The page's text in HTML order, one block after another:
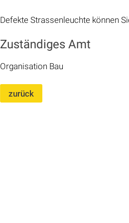
Defekte Strassenleuchte können
Zuständiges Amt
Organisation Bau
zurück